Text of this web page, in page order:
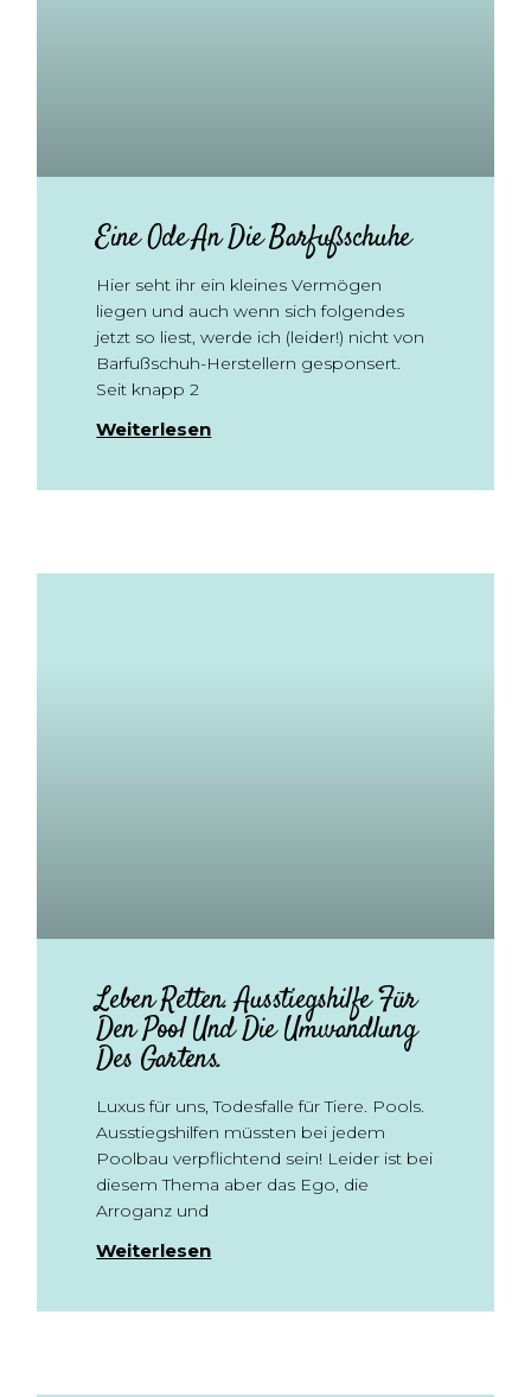
Eine Ode An Die Barfußschuhe
Hier seht ihr ein kleines Vermögen
liegen und auch wenn sich folgendes
jetzt so liest, werde ich (leider!) nicht von
Barfußschuh-Herstellern gesponsert.
Seit knapp 2
Weiterlesen
Leben Retten. Ausstiegshilfe Für
Den Pool Und Die Umwandlung
Des Gartens.
Luxus für uns, Todesfalle für Tiere. Pools.
Ausstiegshilfen müssten bei jedem
Poolbau verpflichtend sein! Leider ist bei
diesem Thema aber das Ego, die
Arroganz und
Weiterlesen